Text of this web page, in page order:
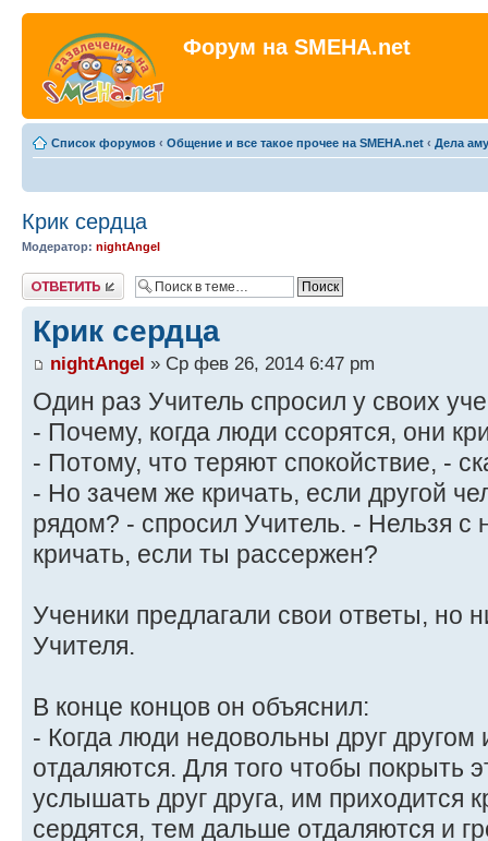
Форум на SMEHA.net
Список форумов ‹ Общение и все такое прочее на SMEHA.net ‹ Дела
Крик сердца
Модератор: nightAngel
Ответить
Крик сердца
nightAngel » Ср фев 26, 2014 6:47 pm
Один раз Учитель спросил у своих
- Почему, когда люди ссорятся, они
- Потому, что теряют спокойствие, -
- Но зачем же кричать, если другой
рядом? - спросил Учитель. - Нельзя с
кричать, если ты рассержен?
Ученики предлагали свои ответы, но
Учителя.
В конце концов он объяснил:
- Когда люди недовольны друг другом
отдаляются. Для того чтобы покрыть
услышать друг друга, им приходится
сердятся, тем дальше отдаляются и